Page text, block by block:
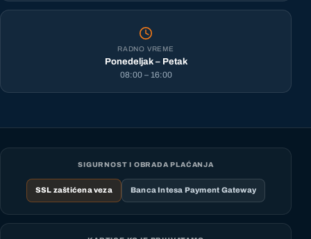
RADNO VREME
Ponedeljak – Petak
08:00 – 16:00
SIGURNOST I OBRADA PLAĆANJA
SSL zaštićena veza Banca Intesa Payment Gateway